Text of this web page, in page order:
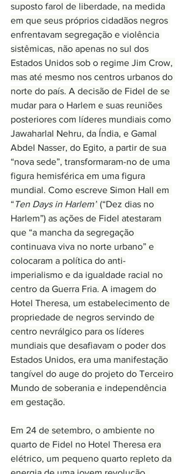
suposto farol de liberdade, na medida
em que seus próprios cidadãos negros
enfrentavam segregação e violência
sistêmicas, não apenas no sul dos
Estados Unidos sob o regime Jim Crow,
mas até mesmo nos centros urbanos do
norte do país. A decisão de Fidel de se
mudar para o Harlem e suas reuniões
posteriores com líderes mundiais como
Jawaharlal Nehru, da Índia, e Gamal
Abdel Nasser, do Egito, a partir de sua
“nova sede”, transformaram-no de uma
figura hemisférica em uma figura
mundial. Como escreve Simon Hall em
“Ten Days in Harlem” (“Dez dias no
Harlem”) as ações de Fidel atestaram
que “a mancha da segregação
continuava viva no norte urbano” e
colocaram a política do anti-
imperialismo e da igualdade racial no
centro da Guerra Fria. A imagem do
Hotel Theresa, um estabelecimento de
propriedade de negros servindo de
centro nevrálgico para os líderes
mundiais que desafiavam o poder dos
Estados Unidos, era uma manifestação
tangível do auge do projeto do Terceiro
Mundo de soberania e independência
em gestação.
Em 24 de setembro, o ambiente no
quarto de Fidel no Hotel Theresa era
elétrico, um pequeno quarto repleto da